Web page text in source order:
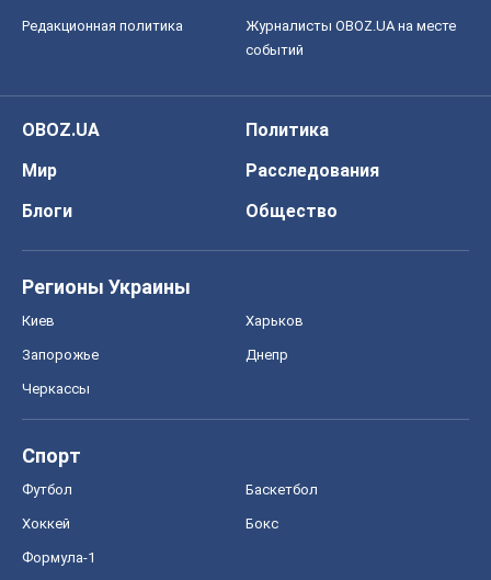
Редакционная политика
Журналисты OBOZ.UA на месте
событий
OBOZ.UA
Политика
Мир
Расследования
Блоги
Общество
Регионы Украины
Киев Харьков
Запорожье Днепр
Черкассы
Спорт
Футбол Баскетбол
Хоккей Бокс
Формула-1